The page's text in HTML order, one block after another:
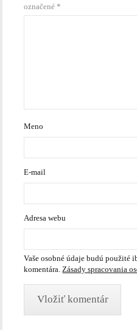
označené *
Meno
E-mail
Adresa webu
Vaše osobné údaje budú použité
komentára. Zásady spracovania